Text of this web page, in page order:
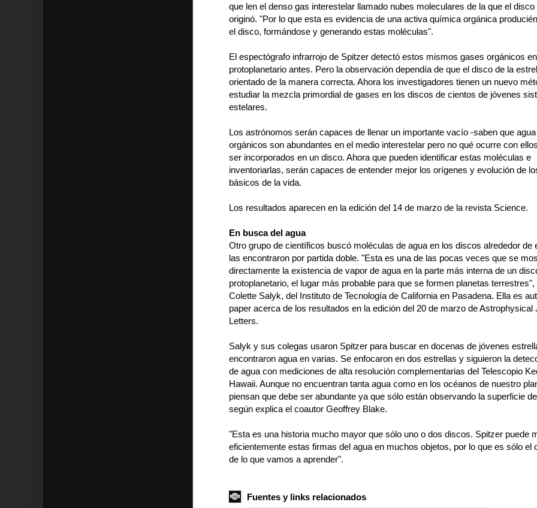
que len el denso gas interestelar llamado nubes moleculares de la que el disco
originó. "Por lo que esta es evidencia de una activa química orgánica
el disco, formándose y generando estas moléculas".
El espectógrafo infrarrojo de Spitzer detectó estos mismos gases orgánicos
protoplanetario antes. Pero la observación dependía de que el disco de la
orientado de la manera correcta. Ahora los investigadores tienen un nuevo
estudiar la mezcla primordial de gases en los discos de cientos de jóvenes
estelares.
Los astrónomos serán capaces de llenar un importante vacío -saben que
orgánicos son abundantes en el medio interestelar pero no qué ocurre con
ser incorporados en un disco. Ahora que pueden identificar estas moléculas e
inventoriarlas, serán capaces de entender mejor los orígenes y evolución de
básicos de la vida.
Los resultados aparecen en la edición del 14 de marzo de la revista Science.
En busca del agua
Otro grupo de científicos buscó moléculas de agua en los discos alrededor de
las encontraron por partida doble. "Esta es una de las pocas veces que se
directamente la existencia de vapor de agua en la parte más interna de un
protoplanetario, el lugar más probable para que se formen planetas terrestres",
Colette Salyk, del Instituto de Tecnología de California en Pasadena. Ella es
paper acerca de los resultados en la edición del 20 de marzo de Astrophysical
Letters.
Salyk y sus colegas usaron Spitzer para buscar en docenas de jóvenes
encontraron agua en varias. Se enfocaron en dos estrellas y siguieron la
de agua con mediciones de alta resolución complementarias del Telescopio
Hawaii. Aunque no encuentran tanta agua como en los océanos de nuestro
piensan que debe ser abundante ya que sólo están observando la superficie
según explica el coautor Geoffrey Blake.
"Esta es una historia mucho mayor que sólo uno o dos discos. Spitzer puede
eficientemente estas firmas del agua en muchos objetos, por lo que es sólo el
de lo que vamos a aprender".
Fuentes y links relacionados